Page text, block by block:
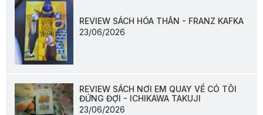
REVIEW SÁCH HÓA THÂN - FRANZ KAFKA
23/06/2026
REVIEW SÁCH NƠI EM QUAY VỀ CÓ TÔI
ĐỨNG ĐỢI - ICHIKAWA TAKUJI
23/06/2026